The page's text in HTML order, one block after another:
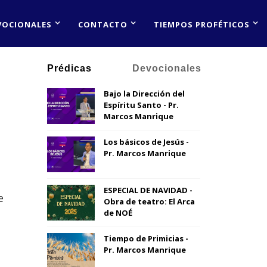
CONTACTO TIEMPOS PROFÉTICOS
Prédicas Devocionales
Bajo la Dirección del
Espíritu Santo - Pr.
Marcos Manrique
Los básicos de Jesús -
Pr. Marcos Manrique
ESPECIAL DE NAVIDAD -
Obra de teatro: El Arca
de NOÉ
Tiempo de Primicias -
Pr. Marcos Manrique